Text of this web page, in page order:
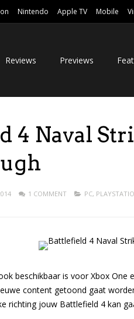
Nintendo Apple TV Mobile
Reviews Previews
4 Naval
1 COMMENT PC,
beschikbaar is voor Xbox
content getoond gaat
richting jouw Battlefield 4 kan